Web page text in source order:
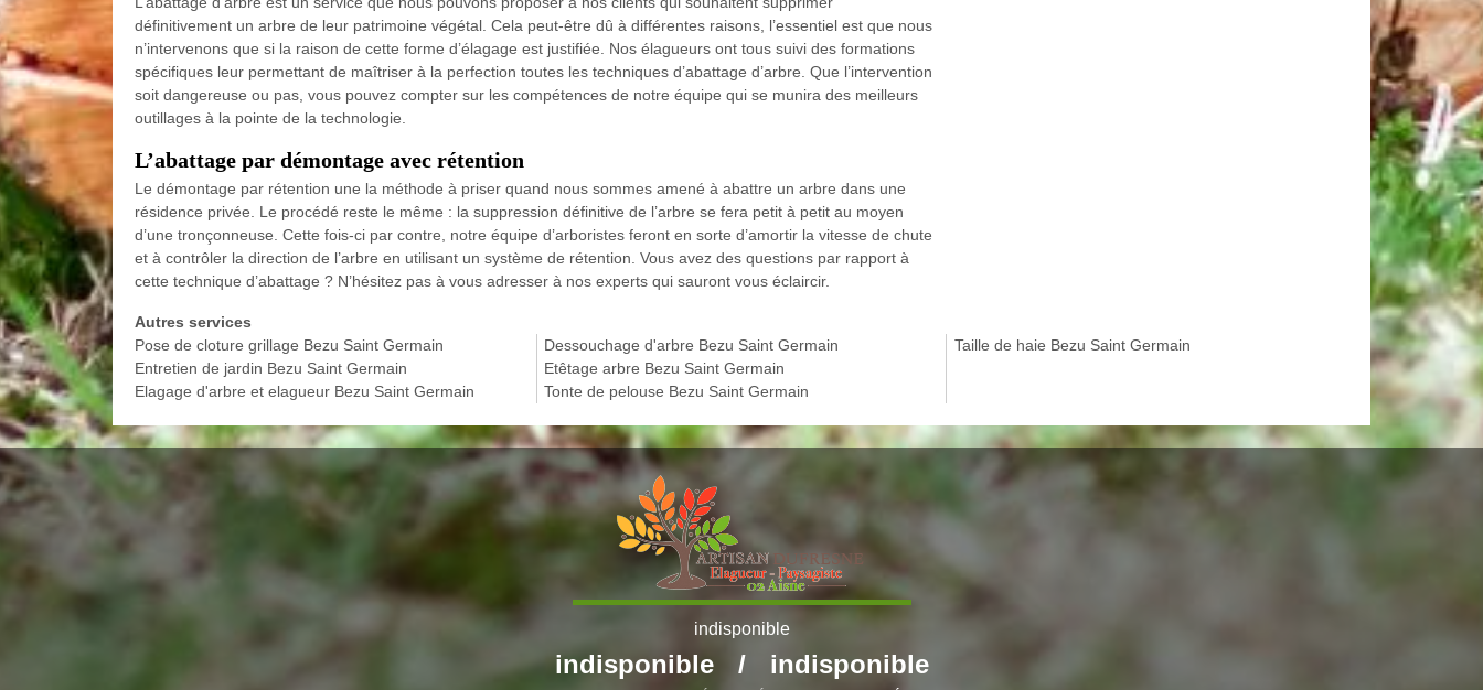
définitivement un arbre de leur patrimoine végétal. Cela peut-être dû à différentes raisons, l’essentiel est que nous
n’intervenons que si la raison de cette forme d’élagage est justifiée. Nos élagueurs ont tous suivi des formations
spécifiques leur permettant de maîtriser à la perfection toutes les techniques d’abattage d’arbre. Que l’intervention
soit dangereuse ou pas, vous pouvez compter sur les compétences de notre équipe qui se munira des meilleurs
outillages à la pointe de la technologie.
L’abattage par démontage avec rétention
Le démontage par rétention une la méthode à priser quand nous sommes amené à abattre un arbre dans une
résidence privée. Le procédé reste le même : la suppression définitive de l’arbre se fera petit à petit au moyen
d’une tronçonneuse. Cette fois-ci par contre, notre équipe d’arboristes feront en sorte d’amortir la vitesse de chute
et à contrôler la direction de l’arbre en utilisant un système de rétention. Vous avez des questions par rapport à
cette technique d’abattage ? N’hésitez pas à vous adresser à nos experts qui sauront vous éclaircir.
Autres services
Pose de cloture grillage Bezu Saint Germain
Entretien de jardin Bezu Saint Germain
Elagage d'arbre et elagueur Bezu Saint Germain
Dessouchage d'arbre Bezu Saint Germain
Etêtage arbre Bezu Saint Germain
Tonte de pelouse Bezu Saint Germain
Taille de haie Bezu Saint Germain
indisponible
indisponible / indisponible